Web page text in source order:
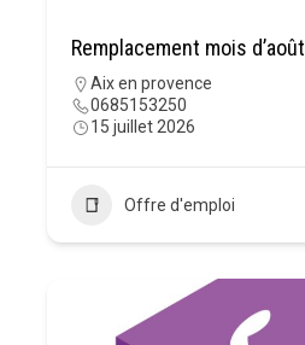
Remplacement mois d’août
Aix en provence
0685153250
15 juillet 2026
Offre d'emploi